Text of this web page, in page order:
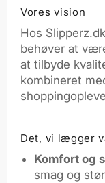
Vores vision
Hos
behøver at
at tilbyde
kombineret
Det, vi lægger
Komfort og
smag og